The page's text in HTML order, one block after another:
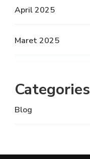
April 2025
Maret 2025
Categories
Blog